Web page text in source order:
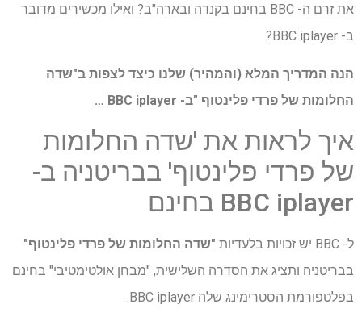
את זרם ה- BBC בחינם בקנדה ובארה"ב? ואילו מכשירים מדובר
ב- BBC iplayer?
הנה המדריך המלא (והמהיר) שלנו כיצד לצפות ב"שדה
החלומות של פרדי פלינטוף "ב- BBC iplayer …
איך לראות את 'שדה החלומות
של פרדי פלינטוף' בבריטניה ב-
BBC iplayer בחינם
ל- BBC יש זכויות בלעדיות
"שדה החלומות של פרדי פלינטוף"
בבריטניה ותציג את הסדרה השלישית, "מבחן אולטימטיבי" בחינם
בפלטפורמת הסטרימינג שלה BBC iplayer.